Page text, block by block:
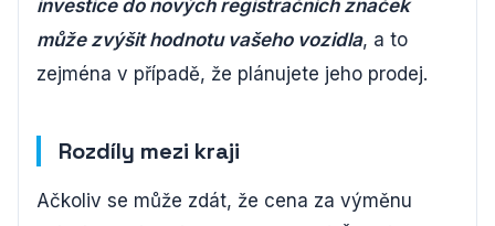
investice do nových registračních značek
může zvýšit hodnotu vašeho vozidla, a to
zejména v případě, že plánujete jeho prodej.
Rozdíly mezi kraji
Ačkoliv se může zdát, že cena za výměnu